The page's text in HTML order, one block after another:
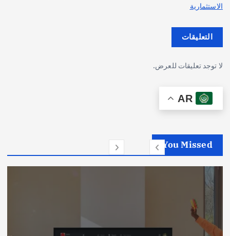
الاستثمارية
التعليقات
لا توجد تعليقات للعرض.
AR
You Missed